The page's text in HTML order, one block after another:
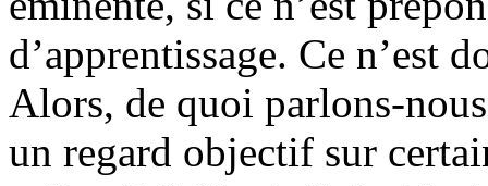
d’apprentissage. Ce n’est
Alors, de quoi parlons-
un regard objectif sur